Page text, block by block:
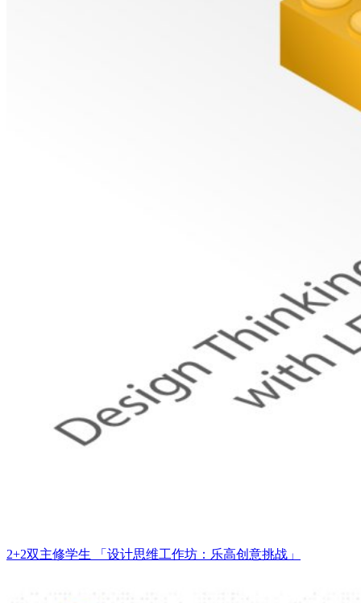
2+2双主修学生 「设计思维工作坊：乐高创意挑战」